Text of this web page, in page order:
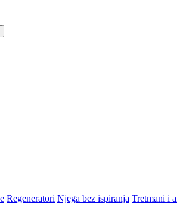
Regeneratori Njega bez ispiranja Tretmani i